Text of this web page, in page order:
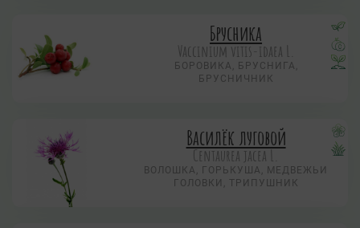
Брусника
Vaccinium vitis-idaea L.
БОРОВИКА, БРУСНИГА,
БРУСНИЧНИК
Василёк луговой
Centaurea jacea L.
ВОЛОШКА, ГОРЬКУША, МЕДВЕЖЬИ
ГОЛОВКИ, ТРИПУШНИК